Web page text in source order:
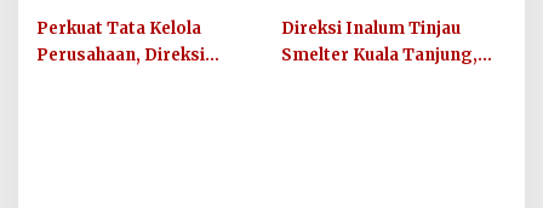
Lahirkan 65 Karya
Konservasi
Perusahaan
Perkuat Tata Kelola
Perusahaan, Direksi
Direksi Inalum Tinjau
Smelter Kuala Tanjung,